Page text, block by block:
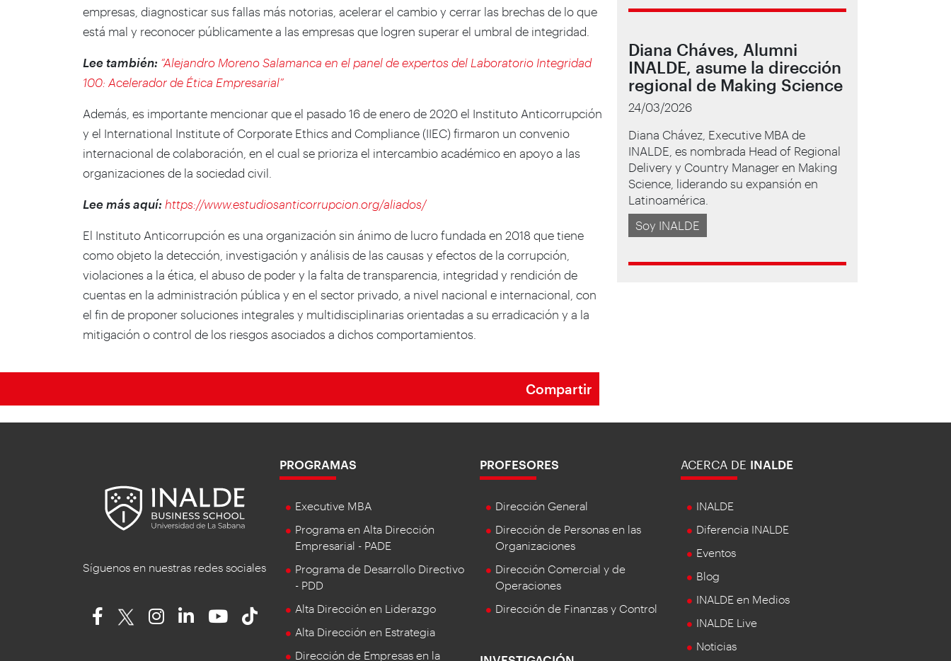
empresas, diagnosticar sus fallas más notorias, acelerar el cambio y cerrar las brechas de lo que
está mal y reconocer públicamente a las empresas que logren superar el umbral de integridad.
Lee también: “Alejandro Moreno Salamanca en el panel de expertos del Laboratorio Integridad
100: Acelerador de Ética Empresarial”
Además, es importante mencionar que el pasado 16 de enero de 2020 el Instituto Anticorrupción
y el International Institute of Corporate Ethics and Compliance (IIEC) firmaron un convenio
internacional de colaboración, en el cual se prioriza el intercambio académico en apoyo a las
organizaciones de la sociedad civil.
Lee más aquí: https://www.estudiosanticorrupcion.org/aliados/
El Instituto Anticorrupción es una organización sin ánimo de lucro fundada en 2018 que tiene
como objeto la detección, investigación y análisis de las causas y efectos de la corrupción,
violaciones a la ética, el abuso de poder y la falta de transparencia, integridad y rendición de
cuentas en la administración pública y en el sector privado, a nivel nacional e internacional, con
el fin de proponer soluciones integrales y multidisciplinarias orientadas a su erradicación y a la
mitigación o control de los riesgos asociados a dichos comportamientos.
Compartir
Diana Cháves, Alumni
INALDE, asume la dirección
regional de Making Science
24/03/2026
Diana Chávez, Executive MBA de
INALDE, es nombrada Head of Regional
Delivery y Country Manager en Making
Science, liderando su expansión en
Latinoamérica.
Soy INALDE
Síguenos en nuestras redes sociales
PROGRAMAS
Executive MBA
Programa en Alta Dirección
Empresarial - PADE
Programa de Desarrollo Directivo
- PDD
Alta Dirección en Liderazgo
Alta Dirección en Estrategia
Dirección de Empresas en la
PROFESORES
Dirección General
Dirección de Personas en las
Organizaciones
Dirección Comercial y de
Operaciones
Dirección de Finanzas y Control
ACERCA DE INALDE
INALDE
Diferencia INALDE
Eventos
Blog
INALDE en Medios
INALDE Live
Noticias